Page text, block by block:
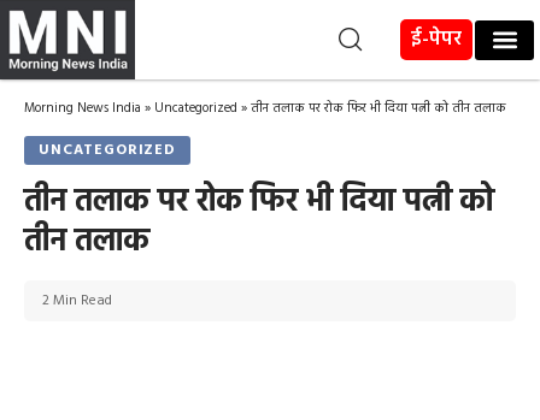
ई-पेपर
Morning News India » Uncategorized »तीन तलाक पर रोक फिर भी दिया पत्नी को तीन तलाक
UNCATEGORIZED
तीन तलाक पर रोक फिर भी दिया पत्नी को
तीन तलाक
2 Min Read